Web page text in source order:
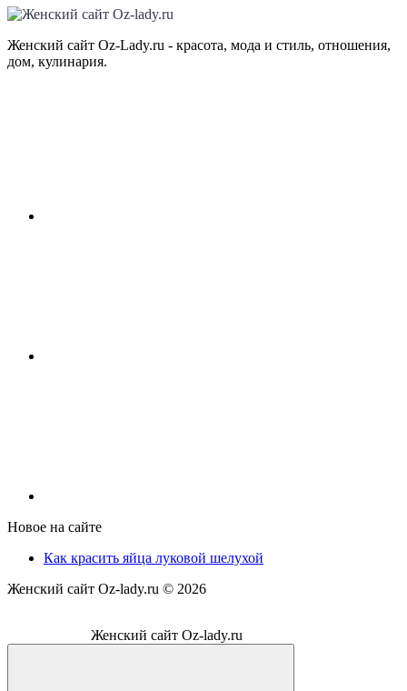
Женский сайт Oz-Lady.ru - красота, мода и стиль, отношения,
дом, кулинария.
Новое на сайте
Как красить яйца луковой шелухой
Женский сайт Oz-lady.ru © 2026
Женский сайт Oz-lady.ru